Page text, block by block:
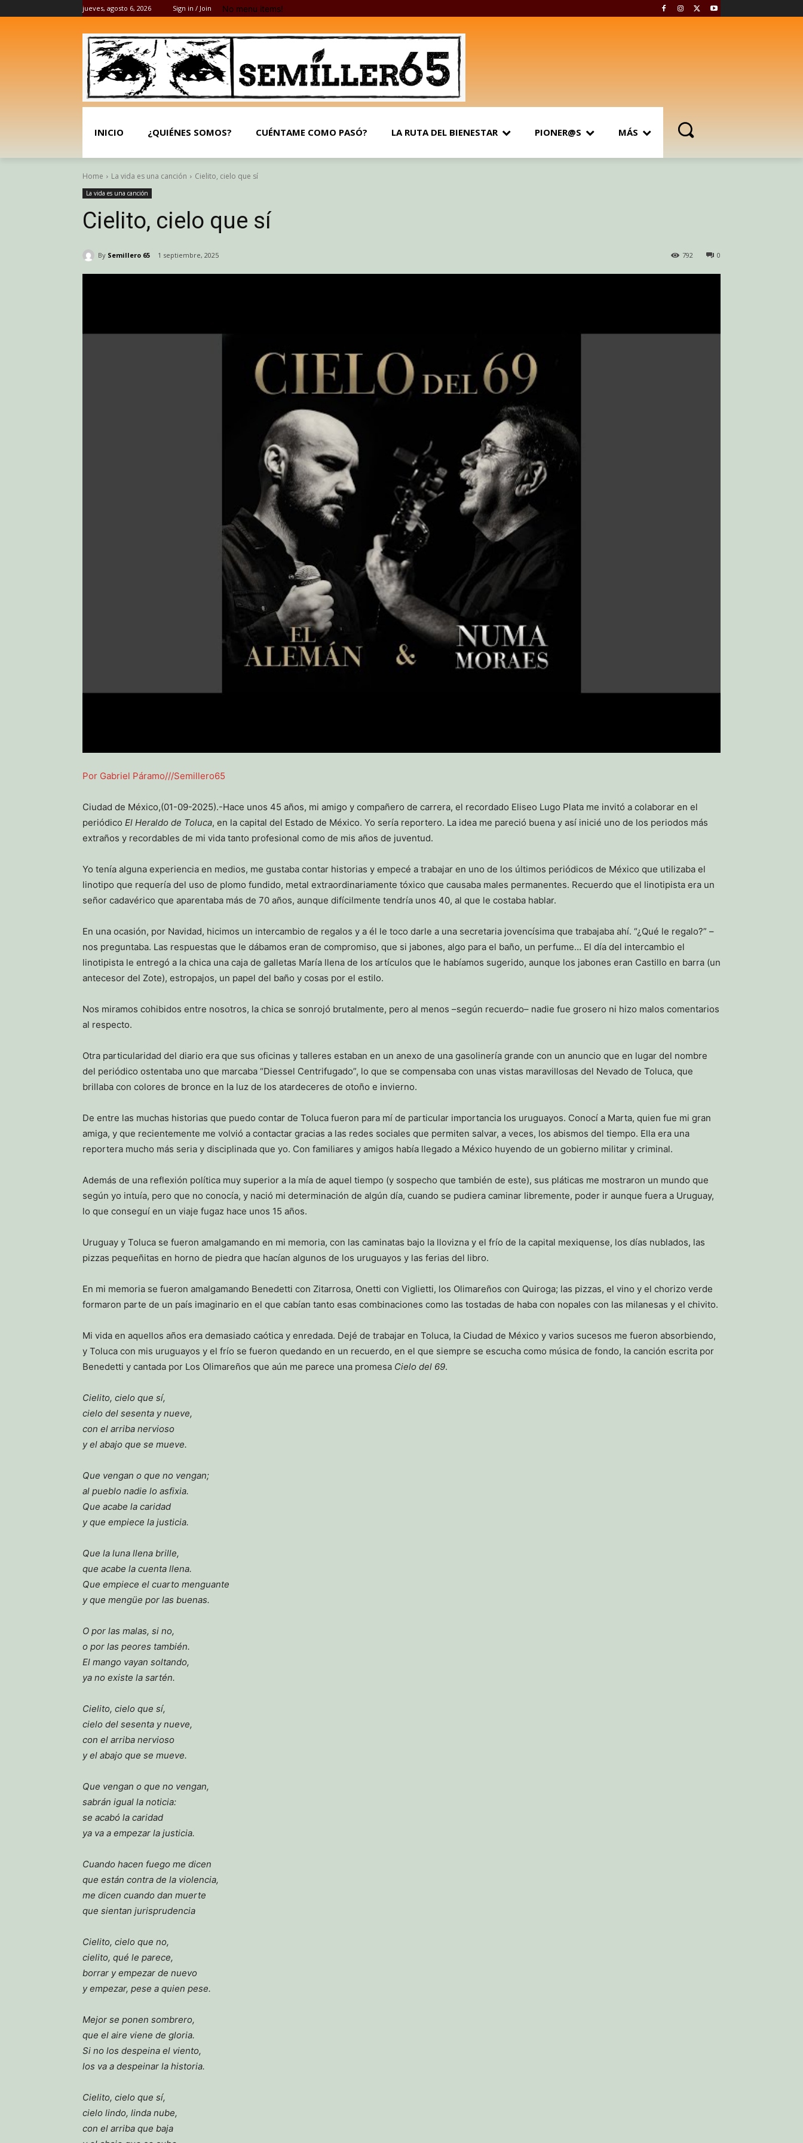
jueves, agosto 6, 2026 Sign in / Join No menu items!
INICIO ¿QUIÉNES SOMOS? CUÉNTAME COMO PASÓ? LA RUTA DEL BIENESTAR PIONER@S MÁS
Home La vida es una canción Cielito, cielo que sí
La vida es una canción
Cielito, cielo que sí
By Semillero 65 1 septiembre, 2025 0
792
Por Gabriel Páramo///Semillero65
Ciudad de México,(01-09-2025).-Hace unos 45 años, mi amigo y compañero de carrera, el recordado Eliseo Lugo Plata me invitó a colaborar en el
periódico El Heraldo de Toluca, en la capital del Estado de México. Yo sería reportero. La idea me pareció buena y así inicié uno de los periodos más
extraños y recordables de mi vida tanto profesional como de mis años de juventud.
Yo tenía alguna experiencia en medios, me gustaba contar historias y empecé a trabajar en uno de los últimos periódicos de México que utilizaba el
linotipo que requería del uso de plomo fundido, metal extraordinariamente tóxico que causaba males permanentes. Recuerdo que el linotipista era un
señor cadavérico que aparentaba más de 70 años, aunque difícilmente tendría unos 40, al que le costaba hablar.
En una ocasión, por Navidad, hicimos un intercambio de regalos y a él le toco darle a una secretaria jovencísima que trabajaba ahí. “¿Qué le regalo?” –
nos preguntaba. Las respuestas que le dábamos eran de compromiso, que si jabones, algo para el baño, un perfume… El día del intercambio el
linotipista le entregó a la chica una caja de galletas María llena de los artículos que le habíamos sugerido, aunque los jabones eran Castillo en barra (un
antecesor del Zote), estropajos, un papel del baño y cosas por el estilo.
Nos miramos cohibidos entre nosotros, la chica se sonrojó brutalmente, pero al menos –según recuerdo– nadie fue grosero ni hizo malos comentarios
al respecto.
Otra particularidad del diario era que sus oficinas y talleres estaban en un anexo de una gasolinería grande con un anuncio que en lugar del nombre
del periódico ostentaba uno que marcaba “Diessel Centrifugado”, lo que se compensaba con unas vistas maravillosas del Nevado de Toluca, que
brillaba con colores de bronce en la luz de los atardeceres de otoño e invierno.
De entre las muchas historias que puedo contar de Toluca fueron para mí de particular importancia los uruguayos. Conocí a Marta, quien fue mi gran
amiga, y que recientemente me volvió a contactar gracias a las redes sociales que permiten salvar, a veces, los abismos del tiempo. Ella era una
reportera mucho más seria y disciplinada que yo. Con familiares y amigos había llegado a México huyendo de un gobierno militar y criminal.
Además de una reflexión política muy superior a la mía de aquel tiempo (y sospecho que también de este), sus pláticas me mostraron un mundo que
según yo intuía, pero que no conocía, y nació mi determinación de algún día, cuando se pudiera caminar libremente, poder ir aunque fuera a Uruguay,
lo que conseguí en un viaje fugaz hace unos 15 años.
Uruguay y Toluca se fueron amalgamando en mi memoria, con las caminatas bajo la llovizna y el frío de la capital mexiquense, los días nublados, las
pizzas pequeñitas en horno de piedra que hacían algunos de los uruguayos y las ferias del libro.
En mi memoria se fueron amalgamando Benedetti con Zitarrosa, Onetti con Viglietti, los Olimareños con Quiroga; las pizzas, el vino y el chorizo verde
formaron parte de un país imaginario en el que cabían tanto esas combinaciones como las tostadas de haba con nopales con las milanesas y el chivito.
Mi vida en aquellos años era demasiado caótica y enredada. Dejé de trabajar en Toluca, la Ciudad de México y varios sucesos me fueron absorbiendo,
y Toluca con mis uruguayos y el frío se fueron quedando en un recuerdo, en el que siempre se escucha como música de fondo, la canción escrita por
Benedetti y cantada por Los Olimareños que aún me parece una promesa Cielo del 69.
Cielito, cielo que sí,
cielo del sesenta y nueve,
con el arriba nervioso
y el abajo que se mueve.
Que vengan o que no vengan;
al pueblo nadie lo asfixia.
Que acabe la caridad
y que empiece la justicia.
Que la luna llena brille,
que acabe la cuenta llena.
Que empiece el cuarto menguante
y que mengüe por las buenas.
O por las malas, si no,
o por las peores también.
El mango vayan soltando,
ya no existe la sartén.
Cielito, cielo que sí,
cielo del sesenta y nueve,
con el arriba nervioso
y el abajo que se mueve.
Que vengan o que no vengan,
sabrán igual la noticia:
se acabó la caridad
ya va a empezar la justicia.
Cuando hacen fuego me dicen
que están contra de la violencia,
me dicen cuando dan muerte
que sientan jurisprudencia
Cielito, cielo que no,
cielito, qué le parece,
borrar y empezar de nuevo
y empezar, pese a quien pese.
Mejor se ponen sombrero,
que el aire viene de gloria.
Si no los despeina el viento,
los va a despeinar la historia.
Cielito, cielo que sí,
cielo lindo, linda nube,
con el arriba que baja